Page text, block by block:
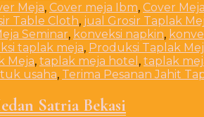
Meja, Cover meja Ibm, Cover
Table Cloth, jual Grosir Taplak
Seminar, konveksi napkin,
taplak meja, Produksi Taplak
Meja, taplak meja hotel , taplak
usaha, Terima Pesanan Jahit
Satria Bekasi